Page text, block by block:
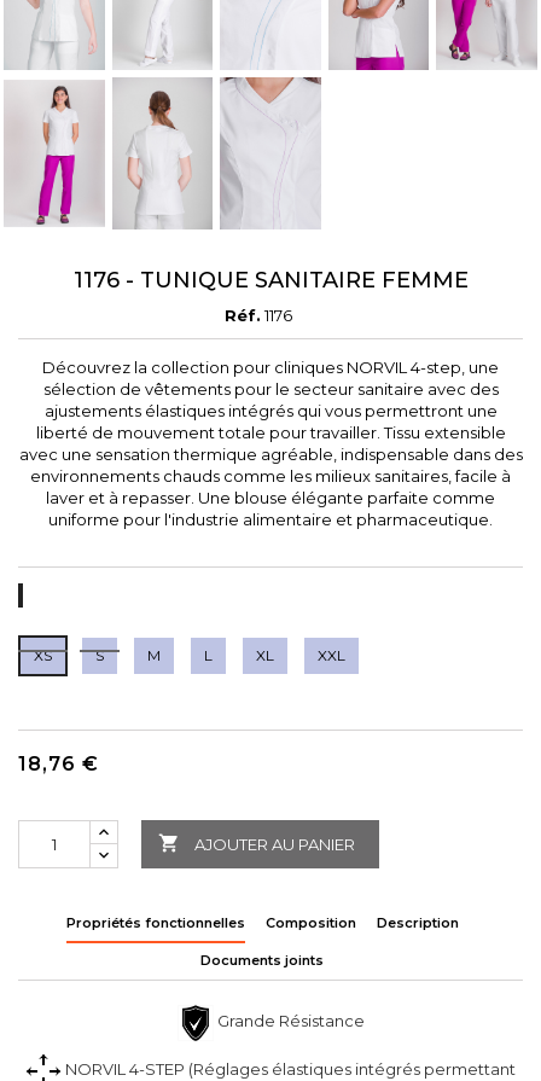
1176 - TUNIQUE SANITAIRE FEMME
Réf. 1176
Découvrez la collection pour cliniques NORVIL 4-step, une
sélection de vêtements pour le secteur sanitaire avec des
ajustements élastiques intégrés qui vous permettront une
liberté de mouvement totale pour travailler. Tissu extensible
avec une sensation thermique agréable, indispensable dans des
environnements chauds comme les milieux sanitaires, facile à
laver et à repasser. Une blouse élégante parfaite comme
uniforme pour l'industrie alimentaire et pharmaceutique.
XS S M L XL XXL
18,76 €
 AJOUTER AU PANIER
Propriétés fonctionnelles Composition Description
Documents joints
Grande Résistance
NORVIL 4-STEP (Réglages élastiques intégrés permettant